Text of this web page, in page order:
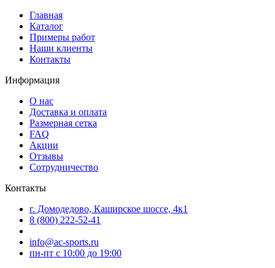
Главная
Каталог
Примеры работ
Наши клиенты
Контакты
Информация
О нас
Доставка и оплата
Размерная сетка
FAQ
Акции
Отзывы
Сотрудничество
Контакты
г. Домодедово, Каширское шоссе, 4к1
8 (800) 222-52-41
info@ac-sports.ru
пн-пт c 10:00 до 19:00